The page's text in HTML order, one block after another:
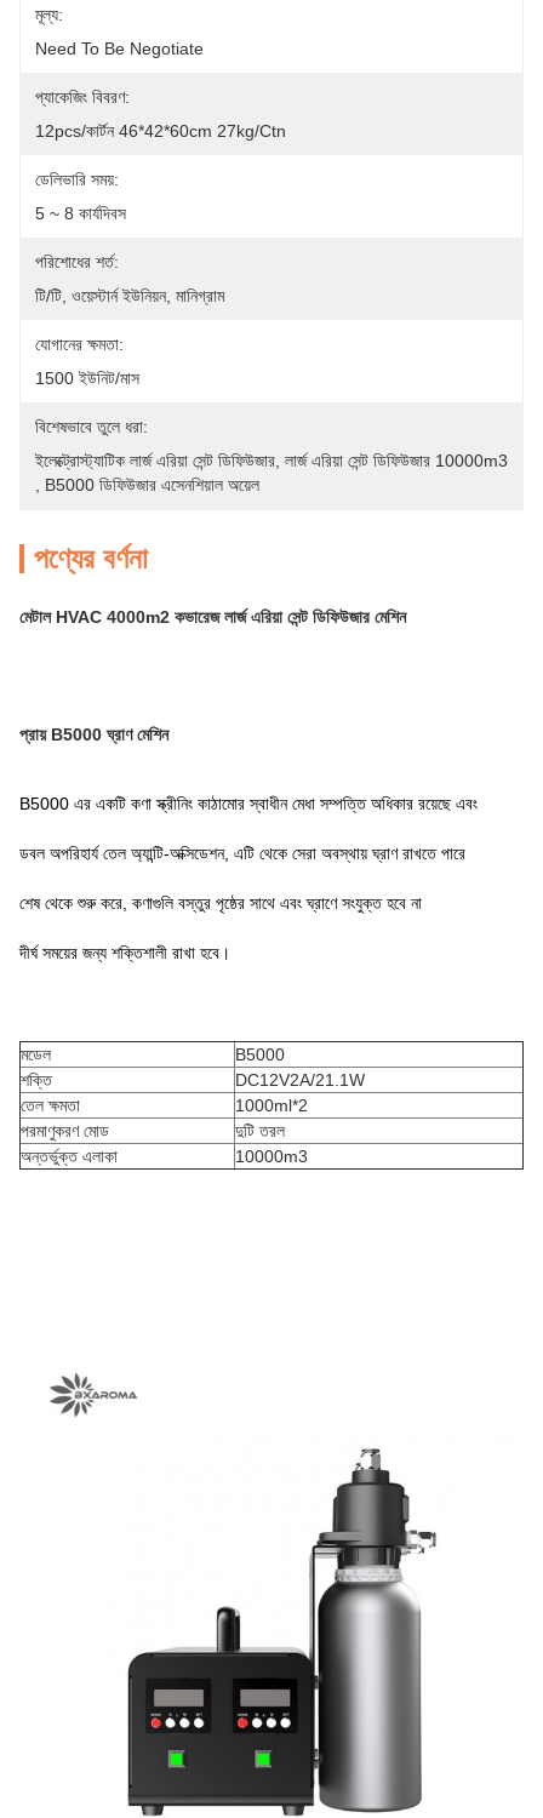
মূল্য:
Need To Be Negotiate
প্যাকেজিং বিবরণ:
12pcs/কার্টন 46*42*60cm 27kg/ctn
ডেলিভারি সময়:
5 ~ 8 কার্যদিবস
পরিশোধের শর্ত:
টি/টি, ওয়েস্টার্ন ইউনিয়ন, মানিগ্রাম
যোগানের ক্ষমতা:
1500 ইউনিট/মাস
বিশেষভাবে তুলে ধরা:
ইলেক্ট্রোস্ট্যাটিক লার্জ এরিয়া সেন্ট ডিফিউজার লার্জ এরিয়া সেন্ট ডিফিউজার 10000m3
B5000 ডিফিউজার এসেনশিয়াল অয়েল
পণ্যের বর্ণনা
মেটাল HVAC 4000m2 কভারেজ লার্জ এরিয়া সেন্ট ডিফিউজার মেশিন
প্রায় B5000 ঘ্রাণ মেশিন
B5000 এর একটি কণা স্ক্রীনিং কাঠামোর স্বাধীন মেধা সম্পত্তি অধিকার রয়েছে এবং
ডবল অপরিহার্য তেল অ্যান্টি-অক্সিডেশন, এটি থেকে সেরা অবস্থায় ঘ্রাণ রাখতে পারে
শেষ থেকে শুরু করে, কণাগুলি বস্তুর পৃষ্ঠের সাথে এবং ঘ্রাণে সংযুক্ত হবে না
দীর্ঘ সময়ের জন্য শক্তিশালী রাখা হবে।
মডেল
B5000
শক্তি
DC12V2A/21.1W
তেল ক্ষমতা
1000ml*2
পরমাণুকরণ মোড
দুটি তরল
অন্তর্ভুক্ত এলাকা
10000m3